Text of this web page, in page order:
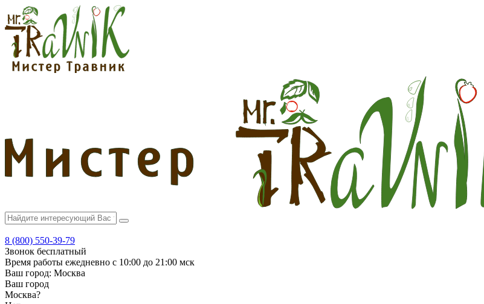
8 (800) 550-39-79
Звонок бесплатный
Время работы ежедневно с 10:00 до 21:00 мск
Ваш город: Москва
Ваш город
Москва?